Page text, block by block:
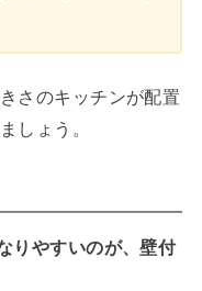
さのキッチンが配置
しょう。
りやすいのが、壁付